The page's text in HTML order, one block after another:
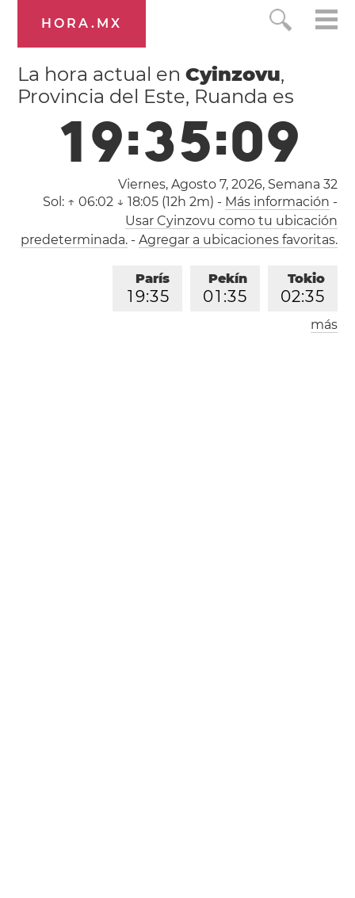
HORA.MX
La hora actual enCyinzovu,
Provincia del Este, Ruanda es
19:35:10
Viernes, Agosto 7, 2026, Semana 32
Sol: ↑ 06:02 ↓ 18:05 (12h 2m) - Más información -
Usar Cyinzovu como tu ubicación
predeterminada.- Agregar a ubicaciones favoritas.
Tokio
02:35
Pekín
01 :35
París
1 9:35
Londres
más